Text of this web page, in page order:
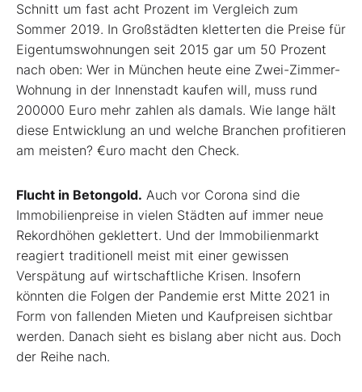
Schnitt um fast acht Prozent im Vergleich zum
Sommer 2019. In Großstädten kletterten die Preise für
Eigentumswohnungen seit 2015 gar um 50 Prozent
nach oben: Wer in München heute eine Zwei-Zimmer-
Wohnung in der Innenstadt kaufen will, muss rund
200000 Euro mehr zahlen als damals. Wie lange hält
diese Entwicklung an und welche Branchen profitieren
am meisten? €uro macht den Check.
Flucht in Betongold. Auch vor Corona sind die
Immobilienpreise in vielen Städten auf immer neue
Rekordhöhen geklettert. Und der Immobilienmarkt
reagiert traditionell meist mit einer gewissen
Verspätung auf wirtschaftliche Krisen. Insofern
könnten die Folgen der Pandemie erst Mitte 2021 in
Form von fallenden Mieten und Kaufpreisen sichtbar
werden. Danach sieht es bislang aber nicht aus. Doch
der Reihe nach.